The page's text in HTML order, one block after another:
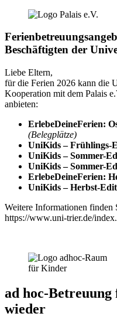
Beschäftigten der
Liebe Eltern,
für die Ferien 2026 kann die
Kooperation mit dem Palais
anbieten:
ErlebeDeineFerien:
(Belegplätze)
UniKids – Frühlings-
UniKids – Sommer-
UniKids – Sommer-
ErlebeDeineFerien:
UniKids – Herbst-
Weitere Informationen finden
https://www.uni-trier.de/
ad hoc-
wieder